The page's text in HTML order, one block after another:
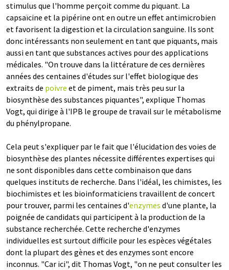
stimulus que l'homme perçoit comme du piquant. La
capsaïcine et la pipérine ont en outre un effet antimicrobien
et favorisent la digestion et la circulation sanguine. Ils sont
donc intéressants non seulement en tant que piquants, mais
aussi en tant que substances actives pour des applications
médicales. "On trouve dans la littérature de ces dernières
années des centaines d'études sur l'effet biologique des
extraits de poivre et de piment, mais très peu sur la
biosynthèse des substances piquantes", explique Thomas
Vogt, qui dirige à l'IPB le groupe de travail sur le métabolisme
du phénylpropane.
Cela peut s'expliquer par le fait que l'élucidation des voies de
biosynthèse des plantes nécessite différentes expertises qui
ne sont disponibles dans cette combinaison que dans
quelques instituts de recherche. Dans l'idéal, les chimistes, les
biochimistes et les bioinformaticiens travaillent de concert
pour trouver, parmi les centaines d'enzymes d'une plante, la
poignée de candidats qui participent à la production de la
substance recherchée. Cette recherche d'enzymes
individuelles est surtout difficile pour les espèces végétales
dont la plupart des gènes et des enzymes sont encore
inconnus. "Car ici", dit Thomas Vogt, "on ne peut consulter les